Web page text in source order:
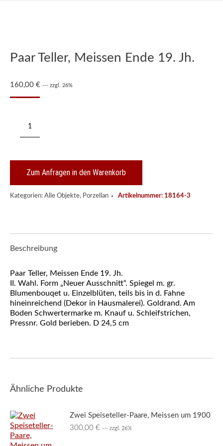
Paar Teller, Meissen Ende 19. Jh.
160,00 € --- zzgl. 26%
Teller,
Meissen
19.
Zum Anfragen in den Warenkorb
Kategorien: Alle Objekte, Porzellan Artikelnummer: 18164-3
Beschreibung
Paar Teller, Meissen Ende 19. Jh.
II. Wahl. Form „Neuer Ausschnitt“. Spiegel m. gr.
Blumenbouqet u. Einzelblüten, teils bis in d. Fahne
hineinreichend (Dekor in Hausmalerei). Goldrand. Am
Boden Schwertermarke m. Knauf u. Schleifstrichen,
Pressnr. Gold berieben. D 24,5 cm
Ähnliche Produkte
Zwei Speiseteller-Paare, Meissen um 1900
300,00 € --- zzgl. 26%